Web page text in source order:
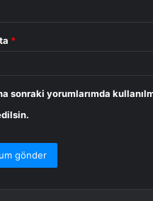
*
sonraki yorumlarımda